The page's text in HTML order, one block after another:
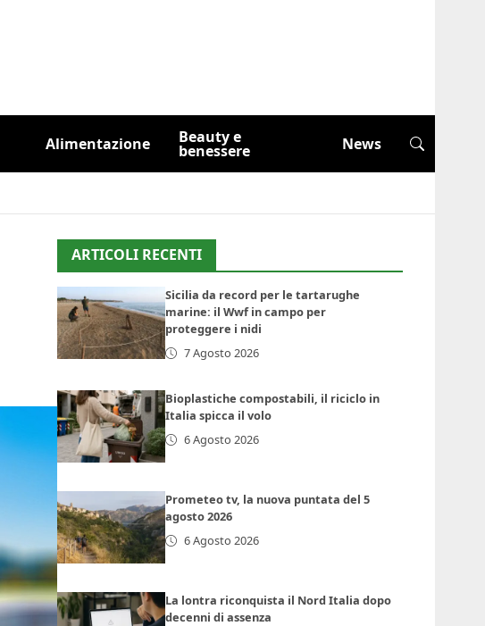
Alimentazione Beauty e
benessere News
ARTICOLI RECENTI
Sicilia da record per le tartarughe
marine: il Wwf in campo per
proteggere i nidi
7 Agosto 2026
Bioplastiche compostabili, il riciclo in
Italia spicca il volo
6 Agosto 2026
Prometeo tv, la nuova puntata del 5
agosto 2026
6 Agosto 2026
La lontra riconquista il Nord Italia dopo
decenni di assenza